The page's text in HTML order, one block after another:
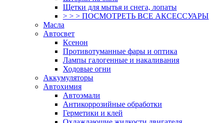
Щетки для мытья и снега, лопаты
> > > ПОСМОТРЕТЬ ВСЕ АКСЕССУАРЫ
Масла
Автосвет
Ксенон
Противотуманные фары и оптика
Лампы галогенные и накаливания
Ходовые огни
Аккумуляторы
Автохимия
Автоэмали
Антикоррозийные обработки
Герметики и клей